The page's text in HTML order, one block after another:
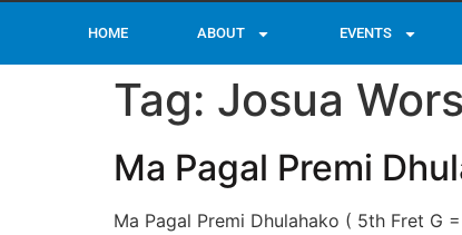
HOME ABOUT EVENTS
Tag: Josua
Ma Pagal Premi
Ma Pagal Premi Dhulahako ( 5th Fret G